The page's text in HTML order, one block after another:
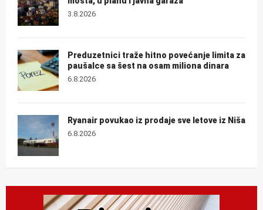
3.8.2026
Preduzetnici traže hitno povećanje limita za
paušalce sa šest na osam miliona dinara
6.8.2026
Ryanair povukao iz prodaje sve letove iz Niša
6.8.2026